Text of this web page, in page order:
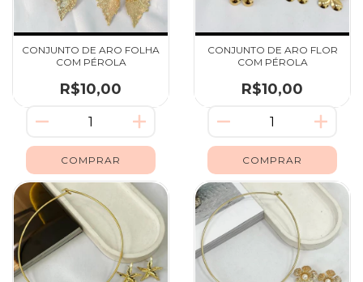
CONJUNTO DE ARO FOLHA
COM PÉROLA
R$10,00
CONJUNTO DE ARO FLOR
COM PÉROLA
R$10,00